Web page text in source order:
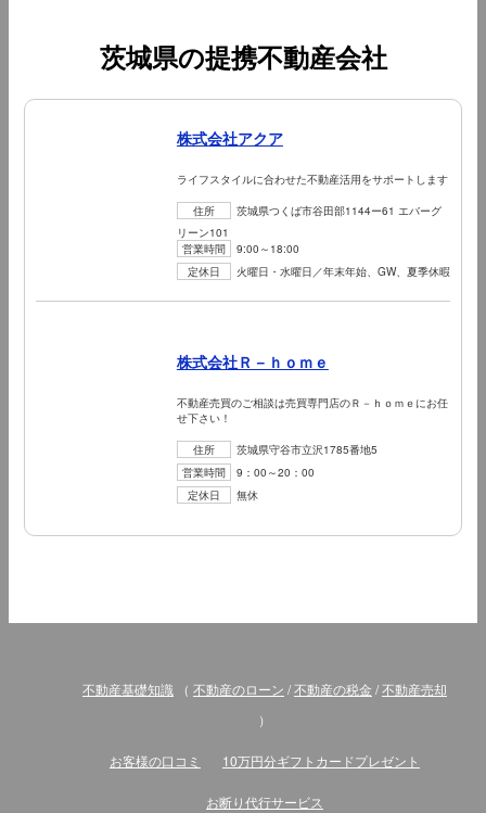
茨城県の提携不動産会社
株式会社アクア
ライフスタイルに合わせた不動産活用をサポートします
住所
茨城県つくば市谷田部1144ー61 エバーグ
リーン101
営業時間
9:00～18:00
定休日
火曜日・水曜日／年末年始、GW、夏季休暇
株式会社Ｒ－ｈｏｍｅ
不動産売買のご相談は売買専門店のＲ－ｈｏｍｅにお任
せ下さい！
住所
茨城県守谷市立沢1785番地5
営業時間
9：00～20：00
定休日
無休
不動産基礎知識 （ 不動産のローン /不動産の税金 /不動産売却
）
お客様の口コミ 10万円分ギフトカードプレゼント
お断り代行サービス